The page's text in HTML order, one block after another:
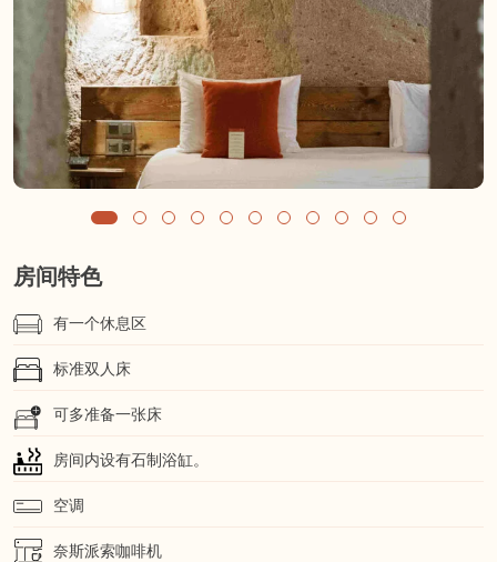
房间特色
有一个休息区
标准双人床
可多准备一张床
房间内设有石制浴缸。
空调
奈斯派索咖啡机